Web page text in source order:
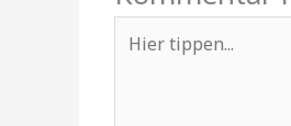
tippen...